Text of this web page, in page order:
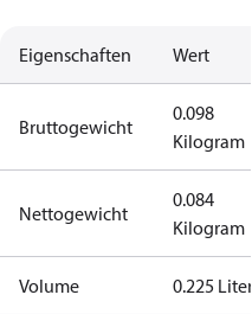
Eigenschaften Wert
Bruttogewicht
0.098
Kilogram
Nettogewicht
0.084
Kilogram
Volume 0.225 Liter